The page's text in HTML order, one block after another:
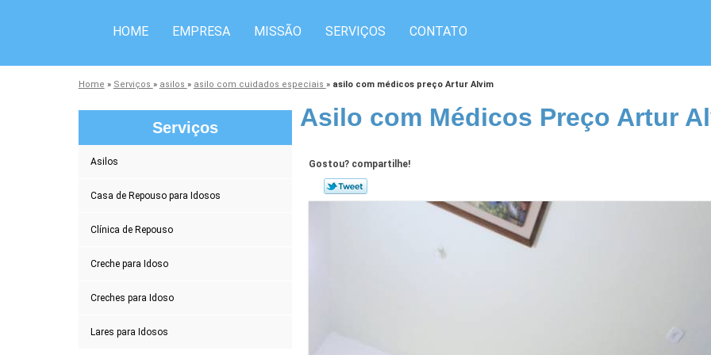
HOME EMPRESA MISSÃO SERVIÇOS CONTATO
Home » Serviços » asilos » asilo com cuidados especiais » asilo com médicos preço Artur Alvim
Serviços
Asilos
Casa de Repouso para Idosos
Clínica de Repouso
Creche para Idoso
Creches para Idoso
Lares para Idosos
Asilo com Médicos Preço Artur
Gostou? compartilhe!